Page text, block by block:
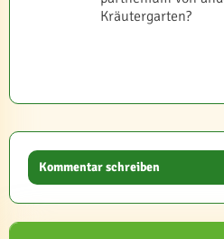
Kräutergarten?
Kommentar schreiben